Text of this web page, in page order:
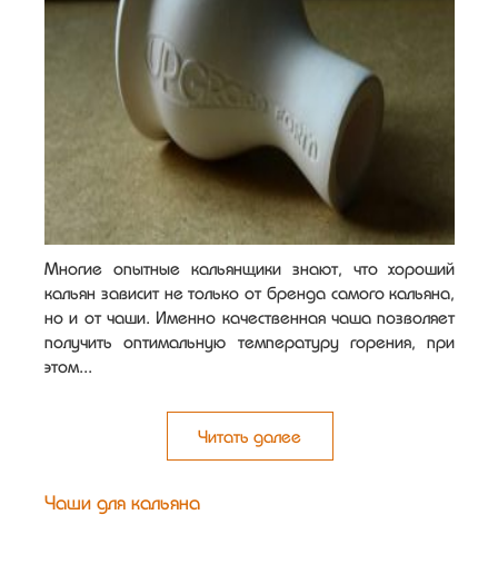
Многие опытные кальянщики знают, что хороший
кальян зависит не только от бренда самого кальяна,
но и от чаши. Именно качественная чаша позволяет
получить оптимальную температуру горения, при
этом...
Читать далее
Чаши для кальяна